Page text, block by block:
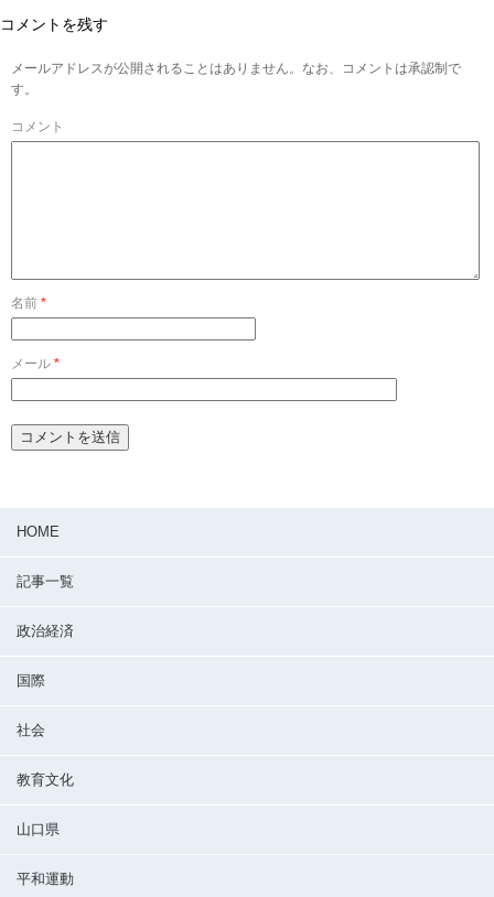
コメントを残す
メールアドレスが公開されることはありません。なお、コメントは承認制で
す。
コメント
名前 *
メール *
HOME
記事一覧
政治経済
国際
社会
教育文化
山口県
平和運動